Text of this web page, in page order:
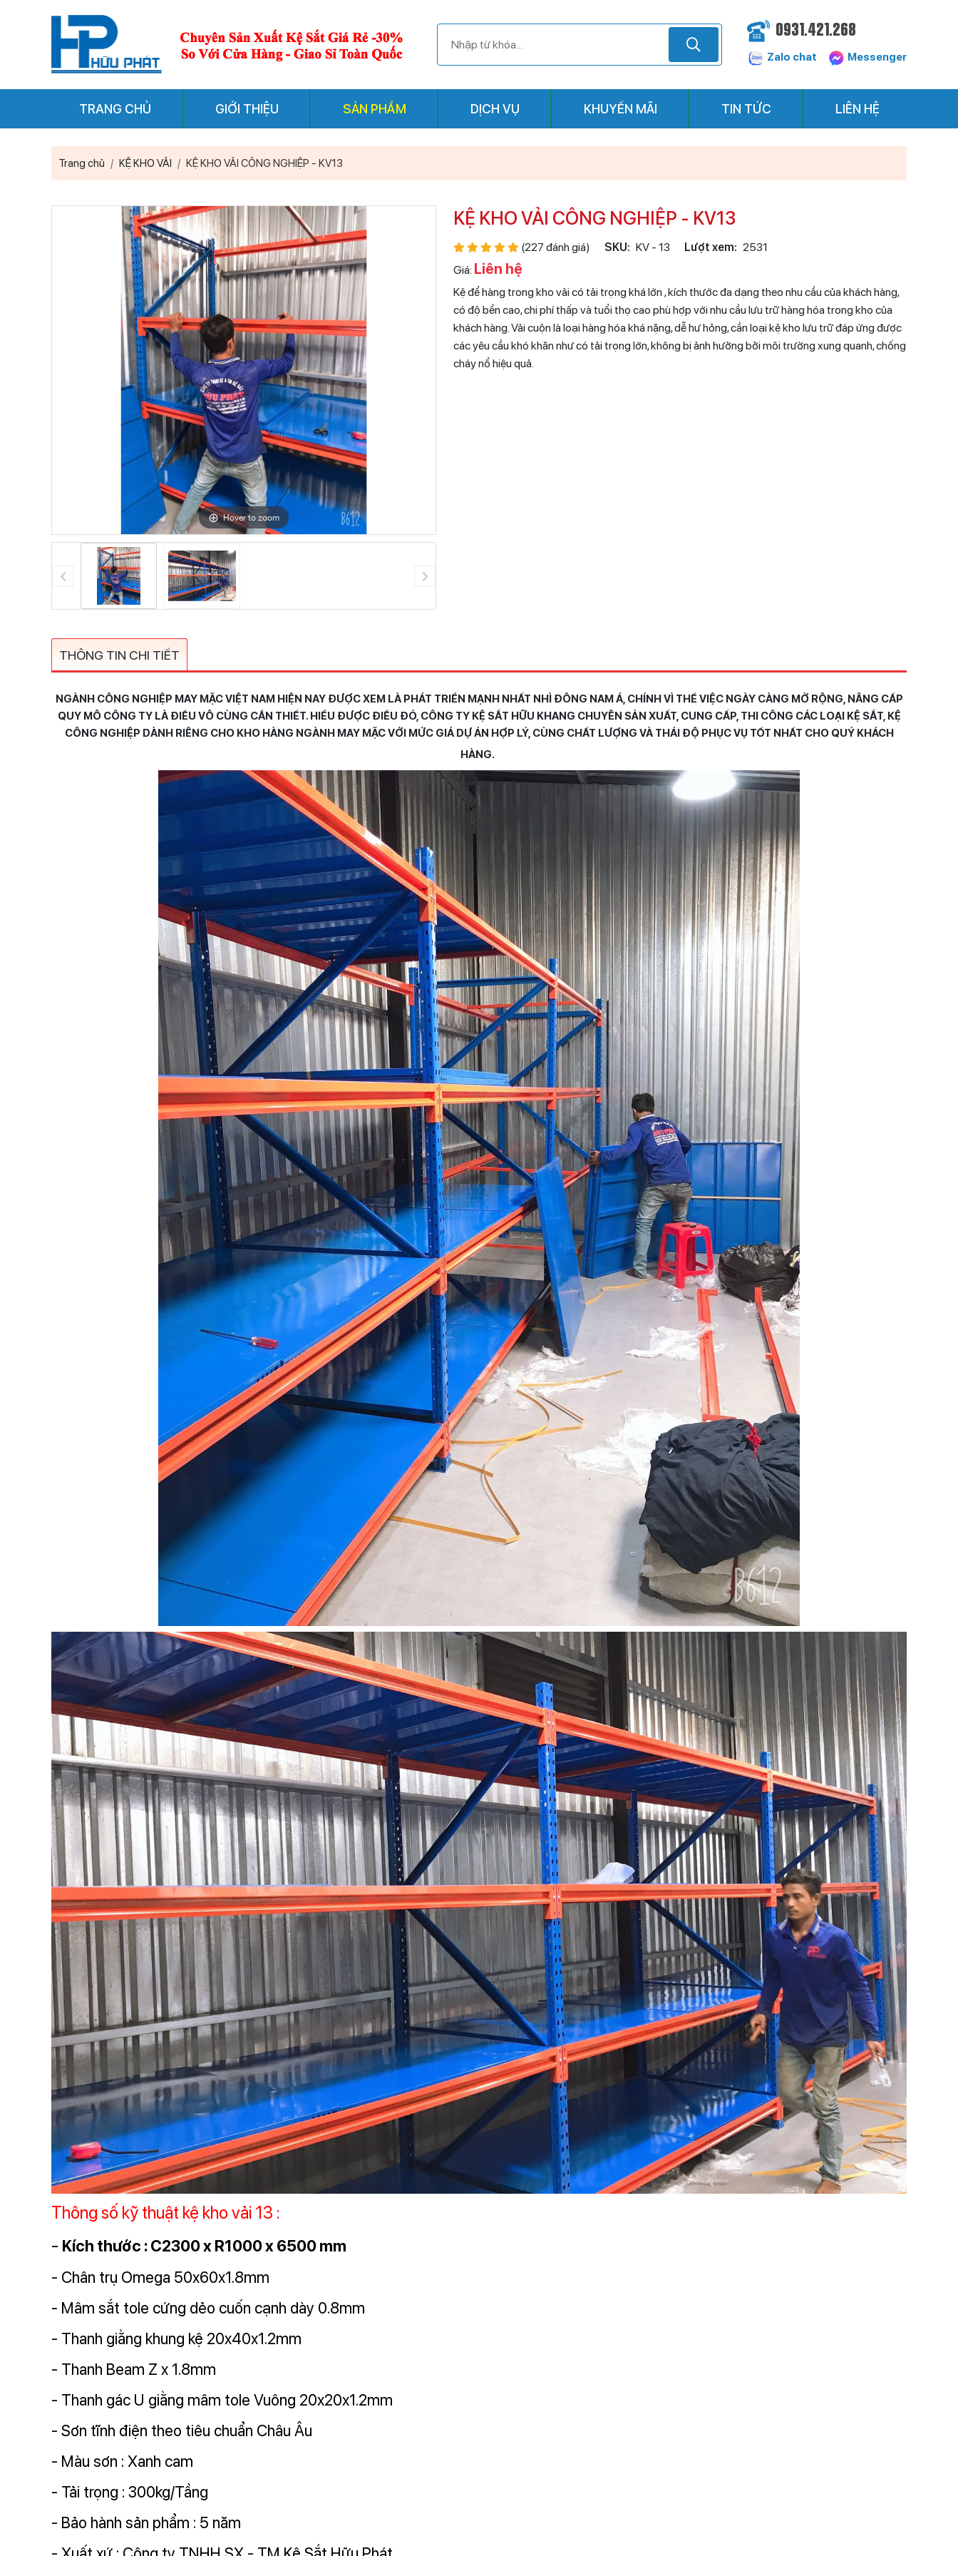
0931.421.268
Zalo chat Messenger
TRANG CHỦ GIỚI THIỆU SẢN PHẨM DỊCH VỤ KHUYẾN MÃI TIN TỨC LIÊN HỆ
Trang chủ KỆ KHO VẢI KỆ KHO VẢI CÔNG NGHIỆP - KV13
Hover to zoom
KỆ KHO VẢI CÔNG NGHIỆP - KV13
(227 đánh giá) SKU: KV - 13 Lượt xem: 2531
Giá: Liên hệ
Kệ để hàng trong kho vải có tải trọng khá lớn , kích thước đa dạng theo nhu cầu của khách hàng,
có độ bền cao, chi phí thấp và tuổi thọ cao phù hợp với nhu cầu lưu trữ hàng hóa trong kho của
khách hàng. Vải cuộn là loại hàng hóa khá nặng, dễ hư hỏng, cần loại kệ kho lưu trữ đáp ứng được
các yêu cầu khó khăn như có tải trọng lớn, không bị ảnh hưởng bởi môi trường xung quanh, chống
cháy nổ hiệu quả.
THÔNG TIN CHI TIẾT
NGÀNH CÔNG NGHIỆP MAY MẶC VIỆT NAM HIỆN NAY ĐƯỢC XEM LÀ PHÁT TRIỂN MẠNH NHẤT NHÌ ĐÔNG NAM Á, CHÍNH VÌ THẾ VIỆC NGÀY CÀNG MỞ RỘNG, NÂNG CẤP
QUY MÔ CÔNG TY LÀ ĐIỀU VÔ CÙNG CẦN THIẾT. HIỂU ĐƯỢC ĐIỀU ĐÓ, CÔNG TY KỆ SẮT HỮU KHANG CHUYÊN SẢN XUẤT, CUNG CẤP, THI CÔNG CÁC LOẠI KỆ SẮT, KỆ
CÔNG NGHIỆP DÀNH RIÊNG CHO KHO HÀNG NGÀNH MAY MẶC VỚI MỨC GIÁ DỰ ÁN HỢP LÝ, CÙNG CHẤT LƯỢNG VÀ THÁI ĐỘ PHỤC VỤ TỐT NHẤT CHO QUÝ KHÁCH
HÀNG.
Thông số kỹ thuật kệ kho vải 13 :
- Kích thước : C2300 x R1000 x 6500 mm
- Chân trụ Omega 50x60x1.8mm
- Mâm sắt tole cứng dẻo cuốn cạnh dày 0.8mm
- Thanh giằng khung kệ 20x40x1.2mm
- Thanh Beam Z x 1.8mm
- Thanh gác U giằng mâm tole Vuông 20x20x1.2mm
- Sơn tĩnh điện theo tiêu chuẩn Châu Âu
- Màu sơn : Xanh cam
- Tải trọng : 300kg/Tầng
- Bảo hành sản phẩm : 5 năm